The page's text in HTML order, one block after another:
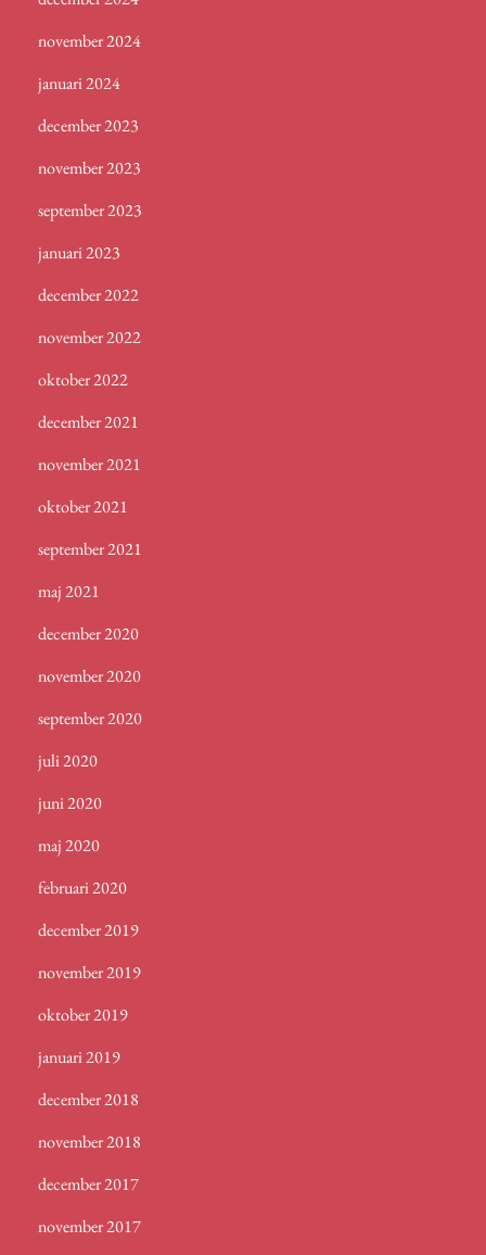
november 2024
januari 2024
december 2023
november 2023
september 2023
januari 2023
december 2022
november 2022
oktober 2022
december 2021
november 2021
oktober 2021
september 2021
maj 2021
december 2020
november 2020
september 2020
juli 2020
juni 2020
maj 2020
februari 2020
december 2019
november 2019
oktober 2019
januari 2019
december 2018
november 2018
december 2017
november 2017